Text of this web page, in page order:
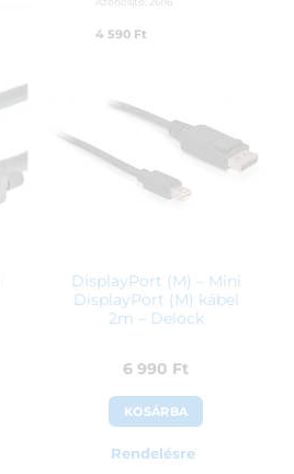
4 590 Ft
DisplayPort (M) – Mini
DisplayPort (M) kábel
2m – Delock
6 990 Ft
KOSÁRBA
Rendelésre